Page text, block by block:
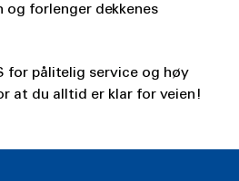
og forlenger dekkenes
for pålitelig service og høy
at du alltid er klar for veien!